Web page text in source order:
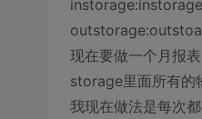
现在要做一个月报
storage里面所有的
我现在做法是每次